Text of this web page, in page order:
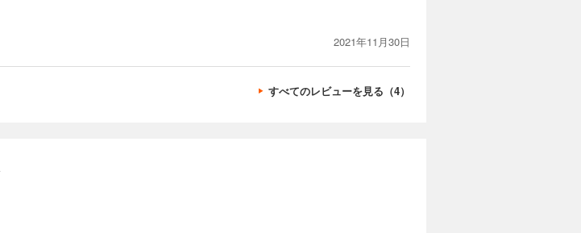
2021年11月30日
すべてのレビューを見る（4）